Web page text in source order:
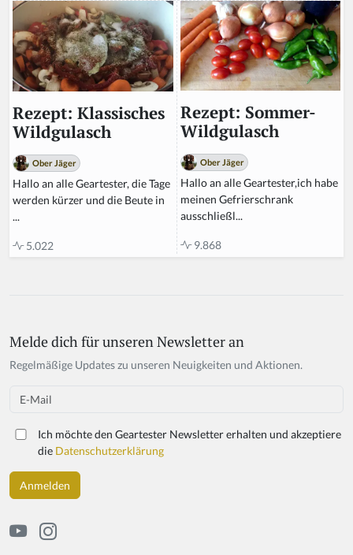
Rezept: Klassisches
Wildgulasch
Ober Jäger
Hallo an alle Geartester, die Tage
werden kürzer und die Beute in
...
5.022
Rezept: Sommer-
Wildgulasch
Ober Jäger
Hallo an alle Geartester,ich habe
meinen Gefrierschrank
ausschließl...
9.868
Melde dich für unseren Newsletter an
Regelmäßige Updates zu unseren Neuigkeiten und Aktionen.
Email
Ich möchte den Geartester Newsletter erhalten und akzeptiere
die Datenschutzerklärung